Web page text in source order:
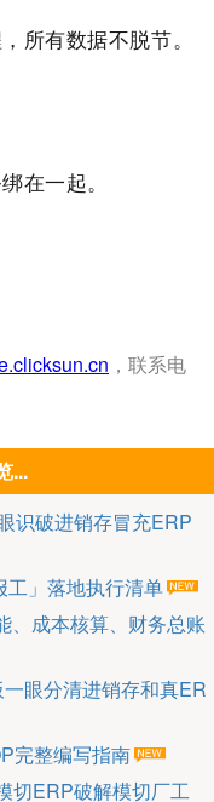
所有数据不脱节。
在一起。
，联系电
...
识破进销存冒充ERP
工」落地执行清单
、成本核算、财务总账
眼分清进销存和真ER
完整编写指南
切ERP破解模切厂工